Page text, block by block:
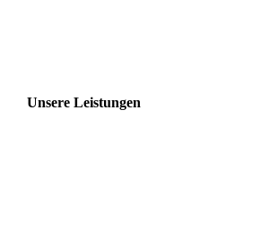
Unsere Leistungen